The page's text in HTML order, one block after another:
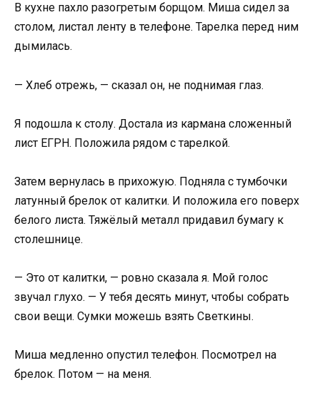
В кухне пахло разогретым борщом. Миша сидел за
столом, листал ленту в телефоне. Тарелка перед ним
дымилась.
— Хлеб отрежь, — сказал он, не поднимая глаз.
Я подошла к столу. Достала из кармана сложенный
лист ЕГРН. Положила рядом с тарелкой.
Затем вернулась в прихожую. Подняла с тумбочки
латунный брелок от калитки. И положила его поверх
белого листа. Тяжёлый металл придавил бумагу к
столешнице.
— Это от калитки, — ровно сказала я. Мой голос
звучал глухо. — У тебя десять минут, чтобы собрать
свои вещи. Сумки можешь взять Светкины.
Миша медленно опустил телефон. Посмотрел на
брелок. Потом — на меня.